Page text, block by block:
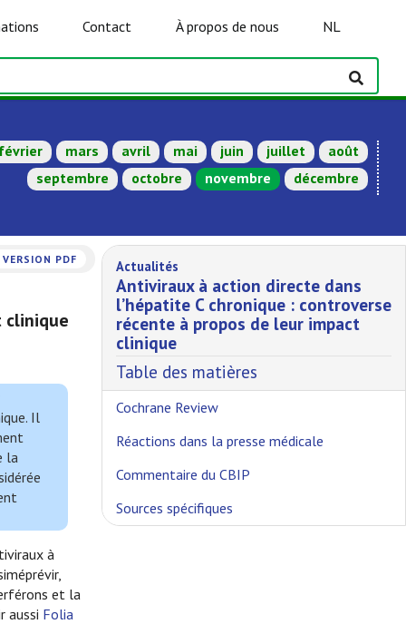
Contact À propos de nous NL
février mars avril mai juin juillet
août
septembre
octobre novembre décembre
VERSION PDF
clinique
Il
la
à
et la
aussi Folia
Actualités
Antiviraux à action directe dans
l’hépatite C chronique : controverse
récente à propos de leur impact
clinique
Table des matières
Cochrane Review
Réactions dans la presse médicale
Commentaire du CBIP
Sources spécifiques